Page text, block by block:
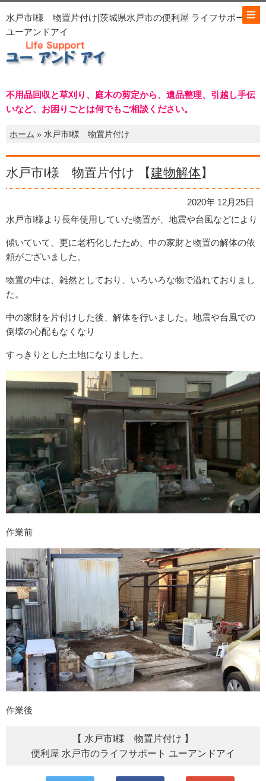
水戸市I様 物置片付け|茨城県水戸市の便利屋 ライフサポート
ユーアンドアイ
不用品回収と草刈り、庭木の剪定から、遺品整理、引越し手伝
いなど、お困りごとは何でもご相談ください。
ホーム » 水戸市I様 物置片付け
水戸市I様 物置片付け 【建物解体】
2020年 12月25日
水戸市I様より長年使用していた物置が、地震や台風などにより
傾いていて、更に老朽化したため、中の家財と物置の解体の依
頼がございました。
物置の中は、雑然としており、いろいろな物で溢れておりまし
た。
中の家財を片付けした後、解体を行いました。地震や台風での
倒壊の心配もなくなり
すっきりとした土地になりました。
作業前
作業後
【 水戸市I様 物置片付け 】
便利屋 水戸市のライフサポート ユーアンドアイ